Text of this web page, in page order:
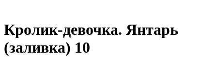
Кролик-девочка. Янтарь
(заливка) 10